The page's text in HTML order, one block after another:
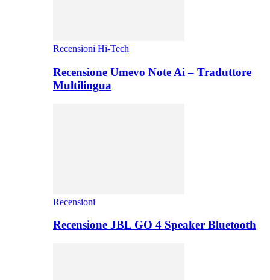
Recensioni Hi-Tech
Recensione Umevo Note Ai – Traduttore
Multilingua
Recensioni
Recensione JBL GO 4 Speaker Bluetooth